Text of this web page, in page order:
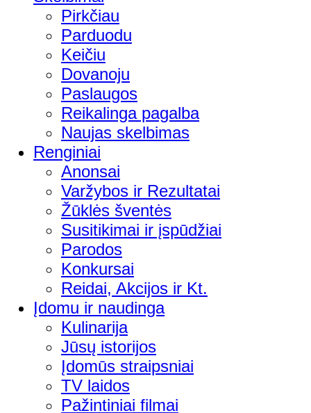
Pirkčiau
Parduodu
Keičiu
Dovanoju
Paslaugos
Reikalinga pagalba
Naujas skelbimas
Renginiai
Anonsai
Varžybos ir Rezultatai
Žūklės šventės
Susitikimai ir įspūdžiai
Parodos
Konkursai
Reidai, Akcijos ir Kt.
Įdomu ir naudinga
Kulinarija
Jūsų istorijos
Įdomūs straipsniai
TV laidos
Pažintiniai filmai